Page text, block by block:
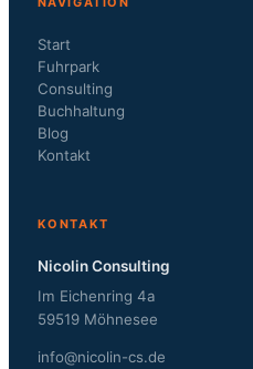
Start
Fuhrpark
Consulting
Buchhaltung
Blog
Kontakt
KONTAKT
Nicolin Consulting
Im Eichenring 4a
59519 Möhnesee
info@nicolin-cs.de